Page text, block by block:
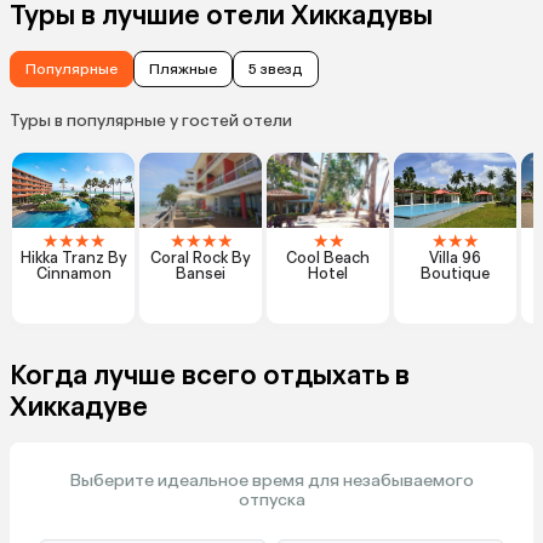
Туры в лучшие отели Хиккадувы
Популярные Пляжные 5 звезд
Туры в популярные у гостей отели
★★★★
Hikka Tranz By
Cinnamon
★★★★
Coral Rock By
Bansei
★★
Cool Beach
Hotel
★★★
Villa 96
Boutique
Когда лучше всего отдыхать в
Хиккадуве
Выберите идеальное время для незабываемого
отпуска